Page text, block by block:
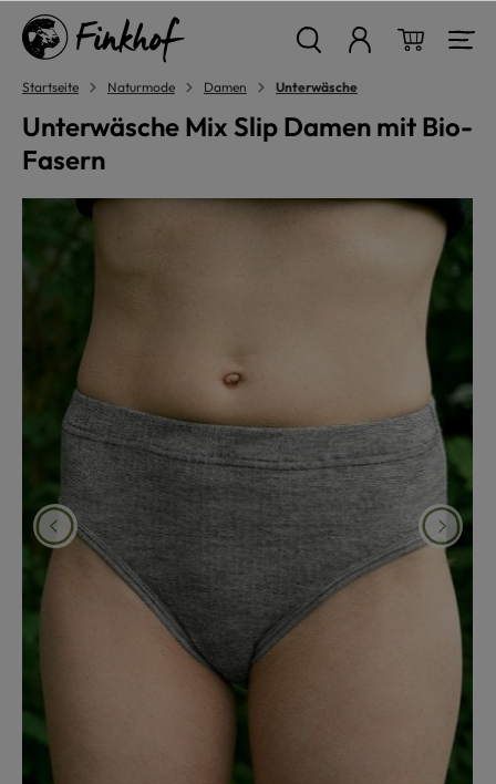
springen
Startseite Naturmode Damen Unterwäsche
Unterwäsche Mix Slip Damen mit Bio-
Fasern
Bildergalerie überspringen